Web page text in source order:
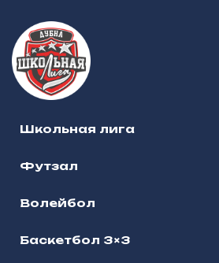
Школьная лига
Футзал
Волейбол
Баскетбол 3×3